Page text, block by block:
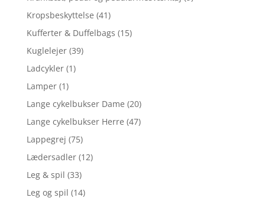
Kropsbeskyttelse (41)
Kufferter & Duffelbags (15)
Kuglelejer (39)
Ladcykler (1)
Lamper (1)
Lange cykelbukser Dame (20)
Lange cykelbukser Herre (47)
Lappegrej (75)
Lædersadler (12)
Leg & spil (33)
Leg og spil (14)